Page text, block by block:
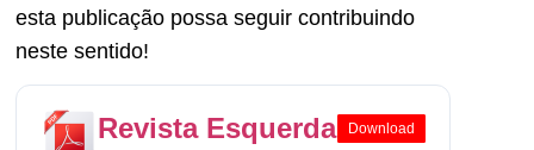
esta publicação possa seguir contribuindo
neste sentido!
Revista Esquerda
Download